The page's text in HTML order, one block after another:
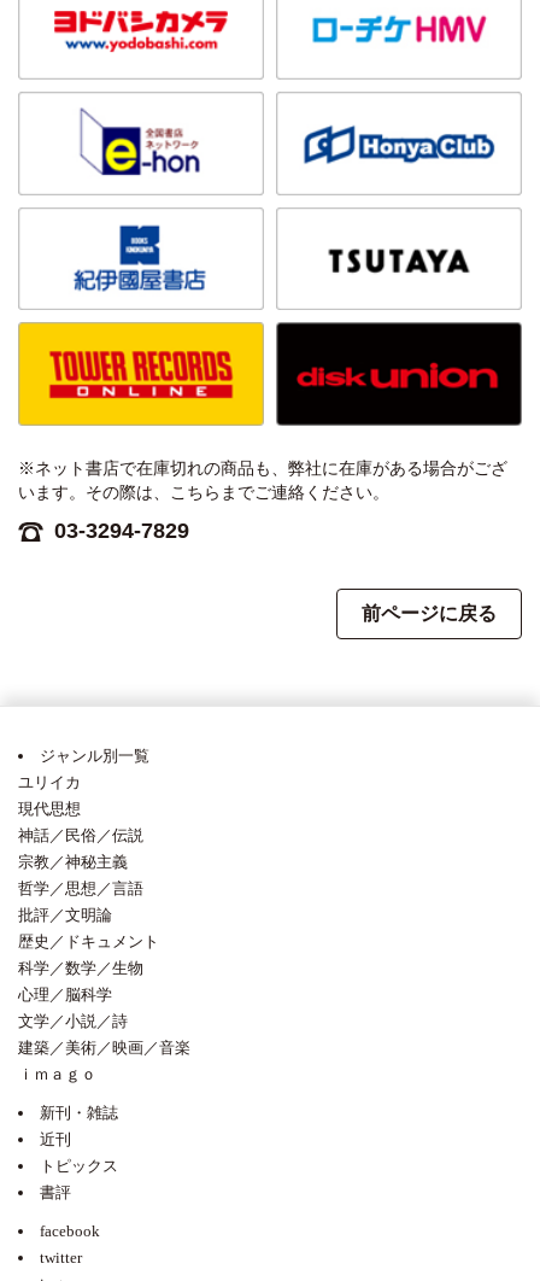
※ネット書店で在庫切れの商品も、弊社に在庫がある場合がござ
います。その際は、こちらまでご連絡ください。
03-3294-7829
前ページに戻る
ジャンル別一覧
ユリイカ
現代思想
神話／民俗／伝説
宗教／神秘主義
哲学／思想／言語
批評／文明論
歴史／ドキュメント
科学／数学／生物
心理／脳科学
文学／小説／詩
建築／美術／映画／音楽
ｉｍａｇｏ
新刊・雑誌
近刊
トピックス
書評
facebook
twitter